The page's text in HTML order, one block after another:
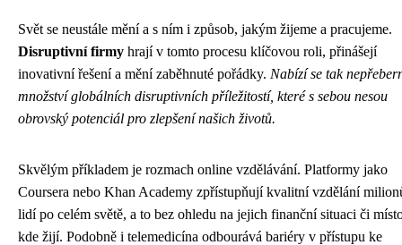
Svět se neustále mění a s ním i způsob, jakým žijeme a pracujeme.
Disruptivní firmy hrají v tomto procesu klíčovou roli, přinášejí
inovativní řešení a mění zaběhnuté pořádky. Nabízí se tak
množství globálních disruptivních příležitostí, které s sebou nesou
obrovský potenciál pro zlepšení našich životů.
Skvělým příkladem je rozmach online vzdělávání. Platformy jako
Coursera nebo Khan Academy zpřístupňují kvalitní vzdělání
lidí po celém světě, a to bez ohledu na jejich finanční situaci či
kde žijí. Podobně i telemedicína odbourává bariéry v přístupu ke